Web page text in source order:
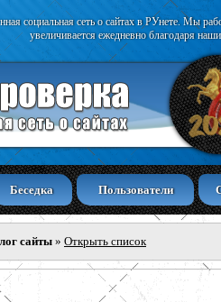
социальная сеть о сайтах в РУнете. Мы
увеличивается ежедневно благодаря
Беседка Пользователи
сайты » Открыть список